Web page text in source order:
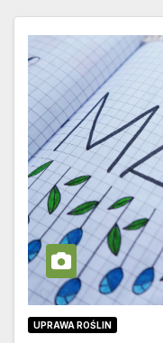
UPRAWA ROŚLIN